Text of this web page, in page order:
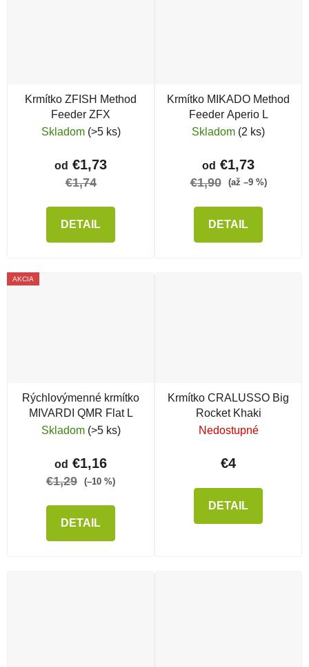
Krmítko ZFISH Method
Feeder ZFX
Skladom (>5 ks)
od €1,73
€1,74
DETAIL
Krmítko MIKADO Method
Feeder Aperio L
Skladom (2 ks)
od €1,73
€1,90 (až –9 %)
DETAIL
AKCIA
Rýchlovýmenné krmítko
MIVARDI QMR Flat L
Skladom (>5 ks)
od €1,16
€1,29 (–10 %)
DETAIL
Krmítko CRALUSSO Big
Rocket Khaki
Nedostupné
€4
DETAIL